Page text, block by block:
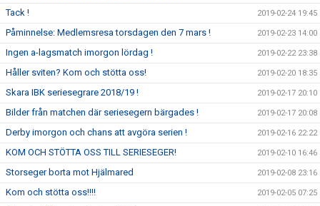
Tack ! 2019-02-24 19:45
Påminnelse: Medlemsresa torsdagen den 7 mars ! 2019-02-23 14:00
Ingen a-lagsmatch imorgon lördag ! 2019-02-22 23:38
Håller sviten? Kom och stötta oss! 2019-02-20 18:35
Skara IBK seriesegrare 2018/19 ! 2019-02-17 20:10
Bilder från matchen där seriesegern bärgades ! 2019-02-17 20:08
Derby imorgon och chans att avgöra serien ! 2019-02-16 22:22
KOM OCH STÖTTA OSS TILL SERIESEGER! 2019-02-10 16:46
Storseger borta mot Hjälmared 2019-02-08 23:16
Kom och stötta oss!!!! 2019-02-05 07:25